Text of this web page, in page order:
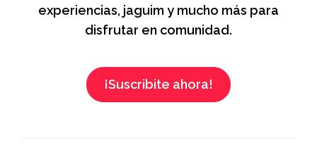
experiencias, jaguim y mucho más para
disfrutar en comunidad.
¡Suscribite ahora!